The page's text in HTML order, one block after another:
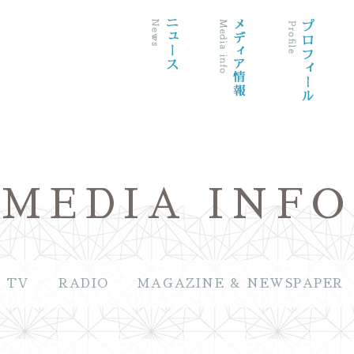
MEDIA INFO
TV RADIO MAGAZINE & NEWSPAPER